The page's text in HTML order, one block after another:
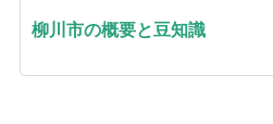
柳川市の概要と豆知識